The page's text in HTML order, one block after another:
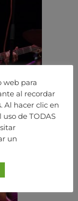
web para
al recordar
Al hacer clic en
de TODAS
un